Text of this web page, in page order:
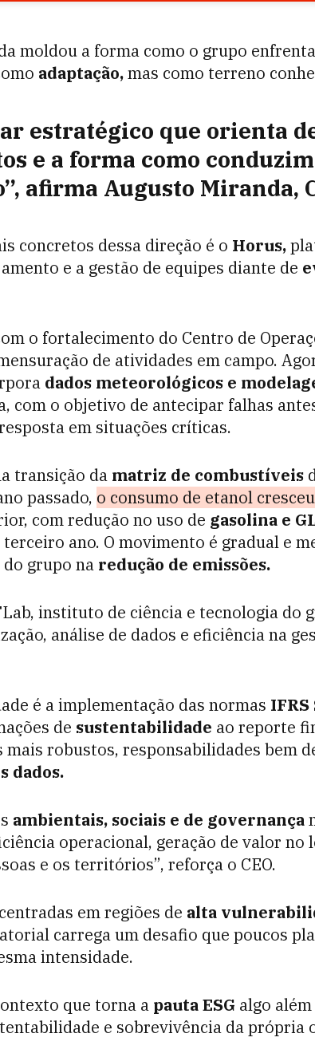
moldou a forma como o grupo
adaptação,mas como terreno
estratégico que orienta
e a forma como
afirma Augusto Miranda,
concretos dessa direção é o Horus,
e a gestão de equipes diante de
o fortalecimento do Centro de
de atividades em campo.
dados meteorológicos e
com o objetivo de antecipar falhas
em situações críticas.
transição da matriz de combustíveis
passado, o consumo de etanol
com redução no uso de gasolina e
ano. O movimento é gradual e
grupo na redução de emissões.
instituto de ciência e tecnologia do
análise de dados e eficiência na
é a implementação das normas IFRS
de sustentabilidade ao reporte
mais robustos, responsabilidades bem
dados.
ambientais, sociais e de governança
operacional, geração de valor no
e os territórios”, reforça o CEO.
em regiões de alta
carrega um desafio que poucos
intensidade.
que torna a pauta ESG algo
e sobrevivência da própria